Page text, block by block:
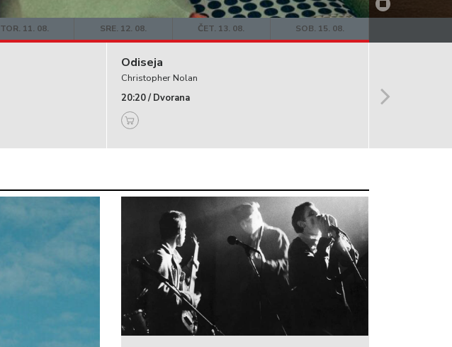
TOR. 11. 08. SRE. 12. 08. ČET. 13. 08. SOB. 15. 08.
Odiseja
Christopher Nolan
20:20 / Dvorana